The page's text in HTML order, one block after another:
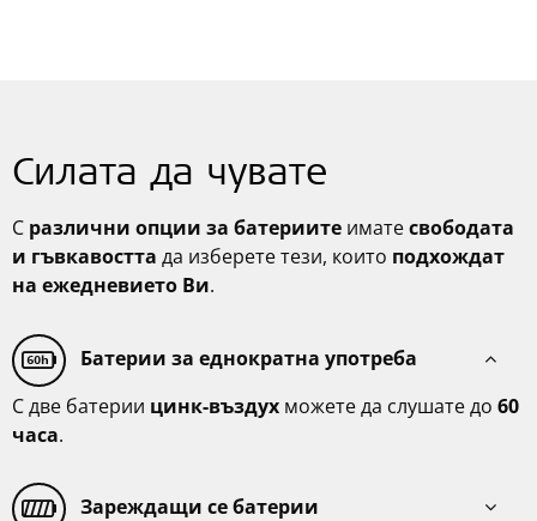
Силата да чувате
С различни опции за батериите иматесвободата
и гъвкавостта да изберете тези, които подхождат
на ежедневието Ви.
Батерии за еднократна употреба
С две батерии цинк-въздух можете да слушате до 60
часа.
Зареждащи се батерии